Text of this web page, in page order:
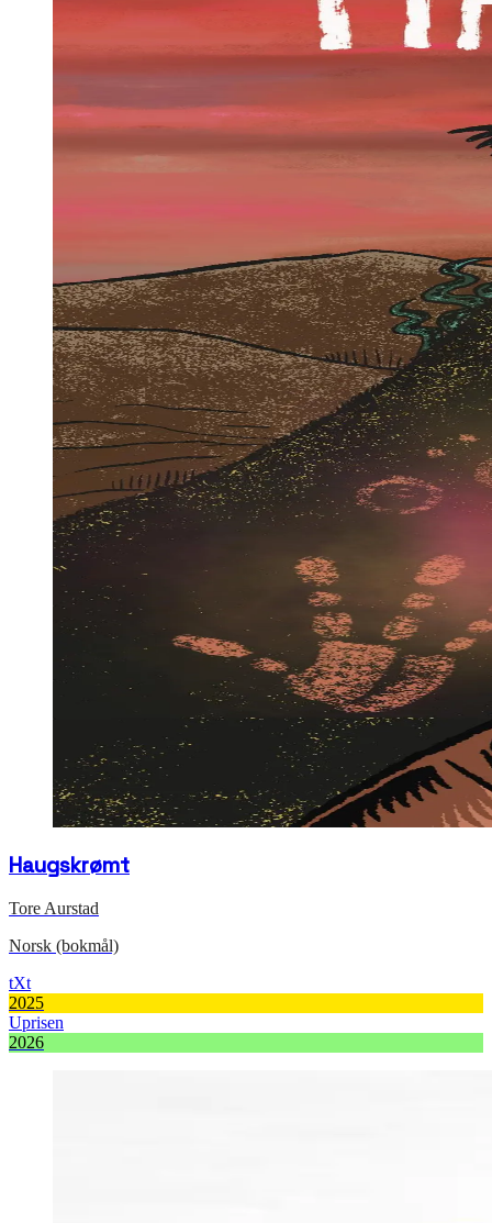
Haugskrømt
Tore Aurstad
Norsk (bokmål)
tXt
2025
Uprisen
2026